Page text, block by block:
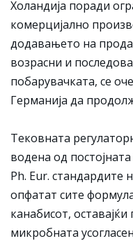
Холандија поради
комерцијално
додавањето на
возрасни и
побарувачката, се
Германија да
Тековната
водена од
Ph. Eur. стандардите
опфатат сите
канабисот,
микробната